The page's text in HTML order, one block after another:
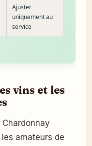
Ajuster
uniquement au
service
vins et les
amateurs de